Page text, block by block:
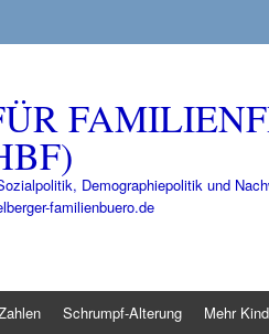
Demographiepolitik und
familienbuero.de
Schrumpf-Alterung Mehr